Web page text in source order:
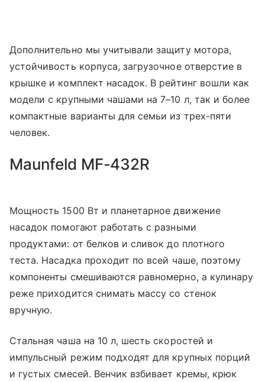
Дополнительно мы учитывали защиту мотора,
устойчивость корпуса, загрузочное отверстие в
крышке и комплект насадок. В рейтинг вошли как
модели с крупными чашами на 7–10 л, так и более
компактные варианты для семьи из трех-пяти
человек.
Maunfeld MF-432R
Мощность 1500 Вт и планетарное движение
насадок помогают работать с разными
продуктами: от белков и сливок до плотного
теста. Насадка проходит по всей чаше, поэтому
компоненты смешиваются равномерно, а кулинару
реже приходится снимать массу со стенок
вручную.
Стальная чаша на 10 л, шесть скоростей и
импульсный режим подходят для крупных порций
и густых смесей. Венчик взбивает кремы, крюк